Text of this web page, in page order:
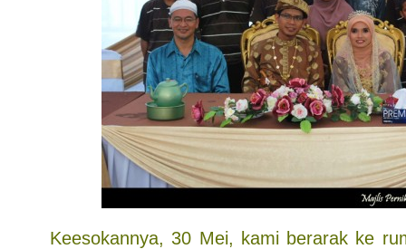
Keesokannya, 30 Mei, kami berarak ke